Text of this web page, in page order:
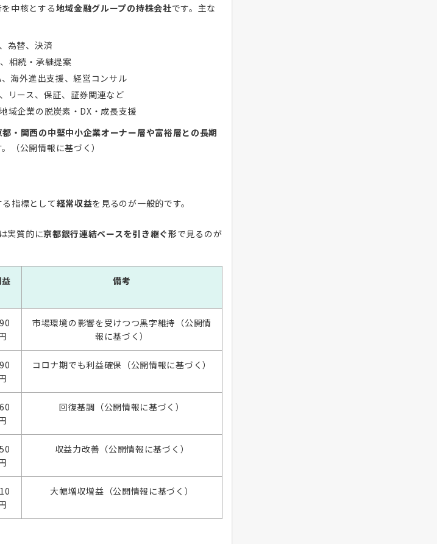
中核とする地域金融グループの持株会社です。主な
為替、決済
相続・承継提案
、海外進出支援、経営コンサル
リース、保証、証券関連など
地域企業の脱炭素・DX・成長支援
都・関西の中堅中小企業オーナー層や富裕層との長期
（公開情報に基づく）
指標として経常収益を見るのが一般的です。
実質的に京都銀行連結ベースを引き継ぐ形で見るのが
備考
市場環境の影響を受けつつ黒字維持（公開情
報に基づく）
コロナ期でも利益確保（公開情報に基づく）
回復基調（公開情報に基づく）
収益力改善（公開情報に基づく）
大幅増収増益（公開情報に基づく）